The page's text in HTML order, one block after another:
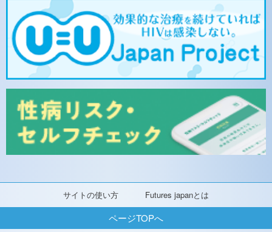
サイトの使い方 Futures japanとは
ページTOPへ